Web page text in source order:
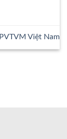
PVTVM Việt Nam